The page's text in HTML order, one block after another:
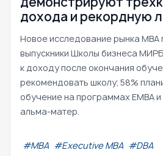
дохода и рекордную
Новое исследование рынка MBA
выпускники Школы бизнеса
к доходу после окончания
рекомендовать школу; 58%
обучение на программах EMBA и
альма-матер.
#МВА #Executive MBA #DBA